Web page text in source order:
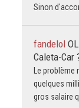
Sinon
fandelol
Caleta-Car
Le
quelques
gros salaire